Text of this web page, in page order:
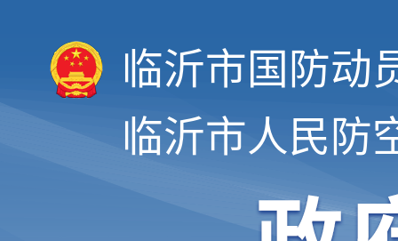
临沂市国防动
临沂市人民防